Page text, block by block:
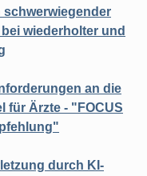
schwerwiegender
wiederholter und
an die
für Ärzte - "FOCUS
durch KI-